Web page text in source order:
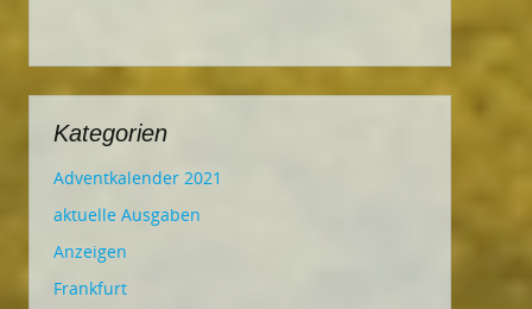
Kategorien
Adventkalender 2021
aktuelle Ausgaben
Anzeigen
Frankfurt